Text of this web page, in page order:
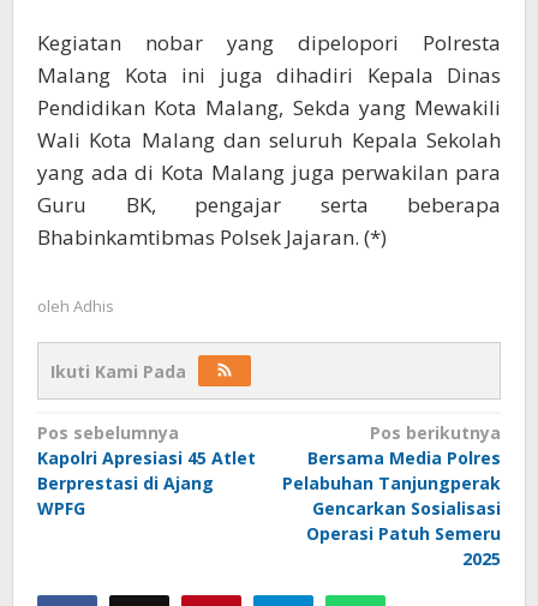
Kegiatan nobar yang dipelopori Polresta
Malang Kota ini juga dihadiri Kepala Dinas
Pendidikan Kota Malang, Sekda yang Mewakili
Wali Kota Malang dan seluruh Kepala Sekolah
yang ada di Kota Malang juga perwakilan para
Guru BK, pengajar serta beberapa
Bhabinkamtibmas Polsek Jajaran. (*)
oleh Adhis
Ikuti Kami Pada
Navigasi
pos
Pos sebelumnya
Kapolri Apresiasi 45 Atlet
Berprestasi di Ajang
WPFG
Pos berikutnya
Bersama Media Polres
Pelabuhan Tanjungperak
Gencarkan Sosialisasi
Operasi Patuh Semeru
2025